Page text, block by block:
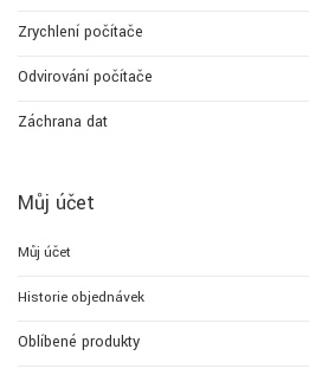
Zrychlení počítače
Odvirování počítače
Záchrana dat
Můj účet
Můj účet
Historie objednávek
Oblíbené produkty